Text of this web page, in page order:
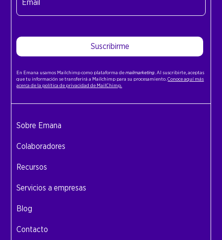
(Obligatorio)
Suscribirme
En Emana usamos Mailchimp como plataforma demailmarketing . Al suscribirte, aceptas
que tu información se transferirá a Mailchimp para su procesamiento.Conoce aquí más
acerca de la política de privacidad de MailChimp.
Sobre Emana
Colaboradores
Recursos
Servicios a empresas
Blog
Contacto